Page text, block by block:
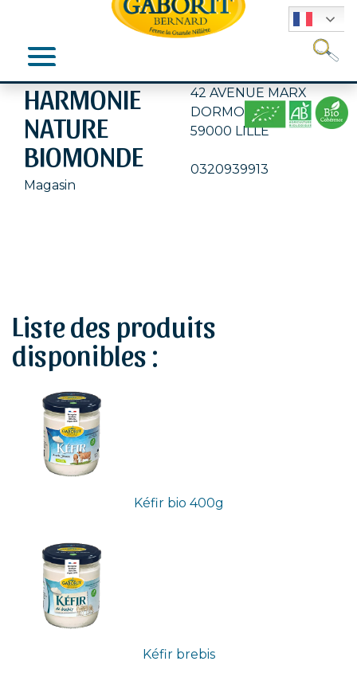
HARMONIE
NATURE
BIOMONDE
Magasin
42 AVENUE MARX
DORMOY
59000 LILLE
0320939913
Liste des produits
disponibles :
Kéfir bio 400g
Kéfir brebis